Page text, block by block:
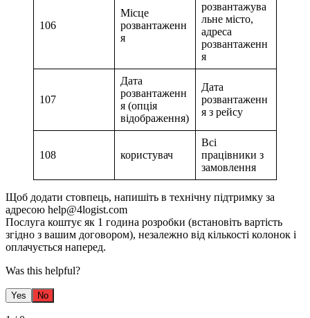
106
Місце
розвантаженн
я
розвантажува
льне місто,
адреса
розвантаженн
я
107
Дата
розвантаженн
я (опція
відображення)
Дата
розвантаженн
я з рейсу
108 користувач
Всі
працівники з
замовлення
Щоб додати стовпець, напишіть в технічну підтримку за
адресою help@4logist.com
Послуга коштує як 1 година розробки (встановіть вартість
згідно з вашим договором), незалежно від кількості колонок і
оплачується наперед.
Was this helpful?
Yes No